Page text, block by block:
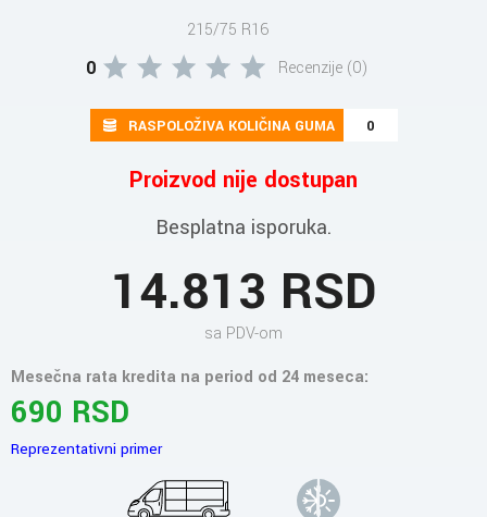
215/75 R16
0 Recenzije (0)
RASPOLOŽIVA KOLIČINA GUMA 0
Proizvod nije dostupan
Besplatna isporuka.
14.813 RSD
sa PDV-om
Mesečna rata kredita na period od 24 meseca:
690 RSD
Reprezentativni primer